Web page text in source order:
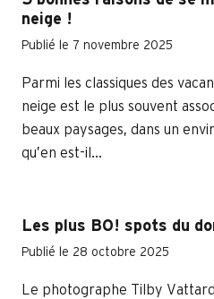
neige !
Publié le 7 novembre 2025
Parmi les classiques des
neige est le plus souvent
beaux paysages, dans un
qu’en est-il...
Les plus BO! spots du
Publié le 28 octobre 2025
Le photographe Tilby